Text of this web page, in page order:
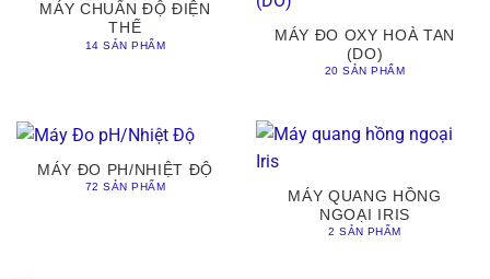
MÁY CHUẨN ĐỘ ĐIỆN
THẾ
14 SẢN PHẨM
MÁY ĐO OXY HOÀ TAN
(DO)
20 SẢN PHẨM
MÁY ĐO PH/NHIỆT ĐỘ
72 SẢN PHẨM
MÁY QUANG HỒNG
NGOẠI IRIS
2 SẢN PHẨM